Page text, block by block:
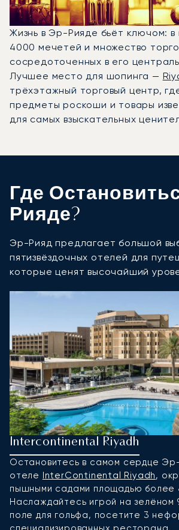
Жизнь в Эр-Рияде бьёт ключом: в
4000 мечетей и множество
сосредоточенных в его
Лучшее место для шопинга —
трёхэтажный торговый центр,
предметы роскоши и товары
для самых взыскательных
Где
Рияде?
Эр-Рияд предлагает большой
пятизвёздочных отелей для
которые ценят высочайший
Intercontinental Riyadh
Остановитесь в самом сердце
отеле InterContinental Riyadh,
пышными садами площадью более
Наслаждайтесь игрой на зелёном
поле для гольфа, посетите 3